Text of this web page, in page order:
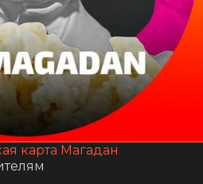
карта Магадан